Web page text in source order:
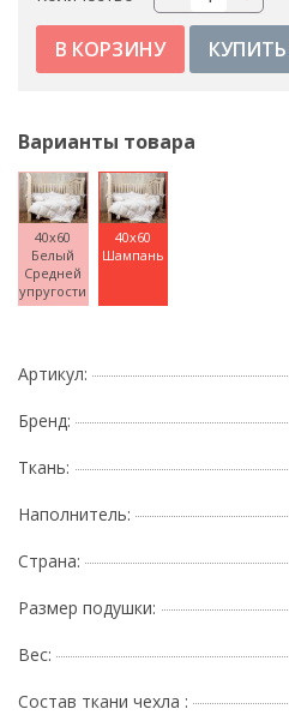
Варианты товара
40x60
Белый
Средней
упругости
40x60
Шампань
Артикул:
Бренд:
Ткань:
Наполнитель:
Страна:
Размер подушки:
Вес:
Состав ткани чехла :